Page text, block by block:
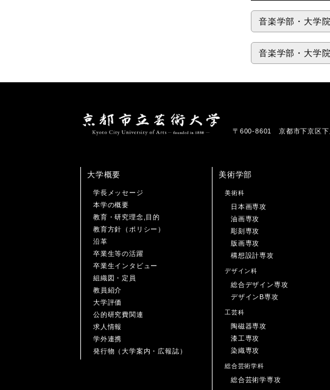
音楽学部・大学
音楽学部・大学院
〒600-8601 京都市下京区下
大学概要
学長メッセージ
本学の概要
教育・研究理念,目的
教育方針（ポリシー）
沿革
卒業生等の活躍
卒業生インタビュー
組織図・定員
教員紹介
大学評価
公的研究費関連
求人情報
学外連携
発行物（大学案内・広報誌）
美術学部
美術科
日本画専攻
油画専攻
彫刻専攻
版画専攻
構想設計専攻
デザイン科
総合デザイン専攻
デザインB専攻
工芸科
陶磁器専攻
漆工専攻
染織専攻
総合芸術学科
総合芸術学専攻